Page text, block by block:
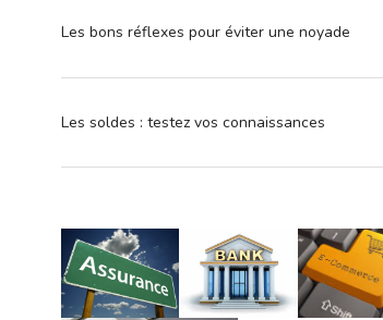
Les bons réflexes pour éviter une noyade
Les soldes : testez vos connaissances